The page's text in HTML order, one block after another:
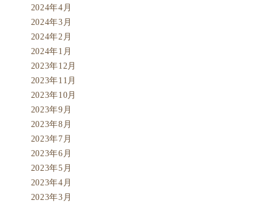
2024年4月
2024年3月
2024年2月
2024年1月
2023年12月
2023年11月
2023年10月
2023年9月
2023年8月
2023年7月
2023年6月
2023年5月
2023年4月
2023年3月